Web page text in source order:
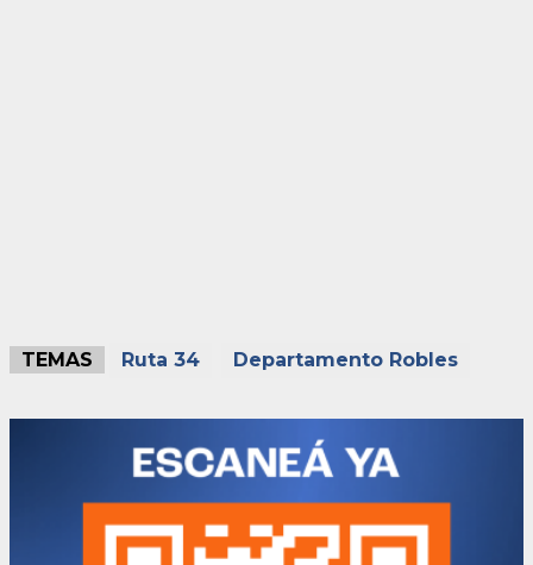
TEMAS Ruta 34 Departamento Robles